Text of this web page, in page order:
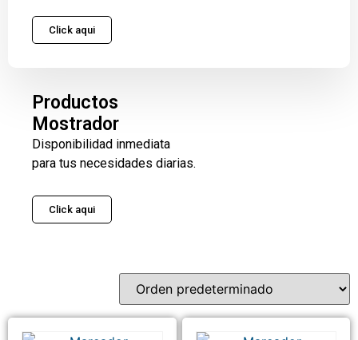
Click aqui
Productos
Mostrador
Disponibilidad inmediata
para tus necesidades diarias.
Click aqui